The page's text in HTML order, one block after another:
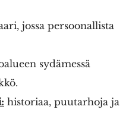
jossa persoonallista
sydämessä
historiaa, puutarhoja ja